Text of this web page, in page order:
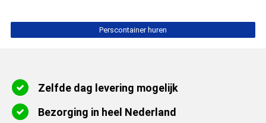
Perscontainer huren
Zelfde dag levering mogelijk
Bezorging in heel Nederland